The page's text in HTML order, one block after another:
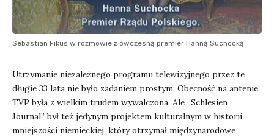
Sebastian Fikus w rozmowie z ówczesną premier Hanną Suchocką
Utrzymanie niezależnego programu telewizyjnego przez te
długie 33 lata nie było zadaniem prostym. Obecność na antenie
TVP była z wielkim trudem wywalczona. Ale „Schlesien
Journal” był też jedynym projektem kulturalnym w historii
mniejszości niemieckiej, który otrzymał międzynarodowe